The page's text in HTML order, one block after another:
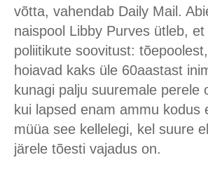
võtta, vahendab Daily Mail.
naispool Libby Purves ütleb,
poliitikute soovitust:
hoiavad kaks üle 60aastast
kunagi palju suuremale perele
kui lapsed enam ammu kodus
müüa see kellelegi, kel suure
järele tõesti vajadus on.